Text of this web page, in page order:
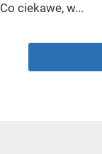
Co ciekawe, w...